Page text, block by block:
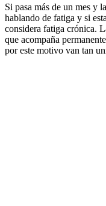
Si pasa más de un mes y
hablando de fatiga y si
considera fatiga crónica.
que acompaña
por este motivo van tan